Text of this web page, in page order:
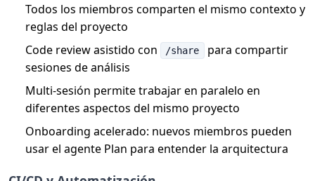
Todos los miembros comparten el mismo contexto y
reglas del proyecto
Code review asistido con
/share
para compartir
sesiones de análisis
Multi-sesión permite trabajar en paralelo en
diferentes aspectos del mismo proyecto
Onboarding acelerado: nuevos miembros pueden
usar el agente Plan para entender la arquitectura